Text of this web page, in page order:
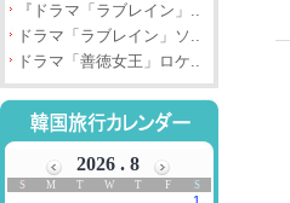
『ドラマ「ラブレイン」..
ドラマ「ラブレイン」ソ..
ドラマ「善徳女王」ロケ..